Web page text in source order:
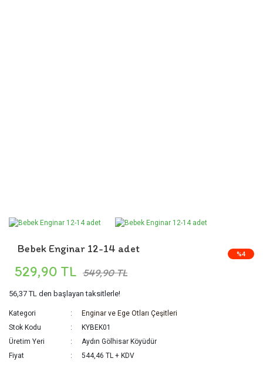
Bebek Enginar 12-14 adet %4
529,90 TL 549,90 TL
56,37 TL den başlayan taksitlerle!
Kategori
Enginar ve Ege Otları Çeşitleri
Stok Kodu
KYBEK01
Üretim Yeri
Aydın Gölhisar Köyüdür
Fiyat
544,46 TL + KDV